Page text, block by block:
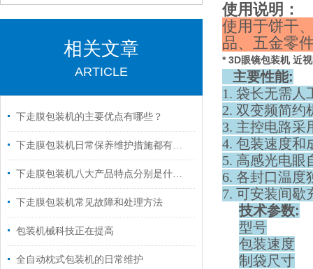
相关文章
ARTICLE
下走膜包装机的主要优点有哪些？
下走膜包装机日常保养维护措施都有什么？
下走膜包装机八大产品特点分别是什么？
下走膜包装机常见故障和处理方法
包装机械科技正在提高
全自动枕式包装机的日常维护
使用说明：
使用于饼干
品、五金零
* 3D眼镜包装机 近
主要性能:
1. 袋长无需人
2. 双变频简约
3. 主控电路采
4. 包装速度和
5. 高感光电眼
6. 各封口温度
7. 可安装间歇
技术参数:
型号
包装速度
制袋尺寸